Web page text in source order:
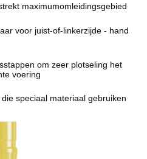
maximumomleidingsgebied
voor juist-of-linkerzijde - hand
om zeer plotseling het
voering
speciaal materiaal gebruiken